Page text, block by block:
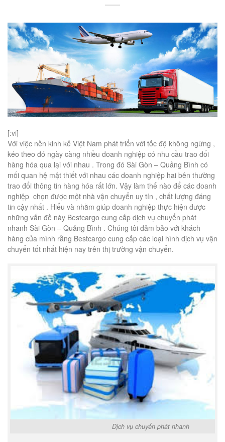
[:vi]
Với việc nền kinh kế Việt Nam phát triển với tốc độ không ngừng ,
kéo theo đó ngày càng nhiều doanh nghiệp có nhu cầu trao đổi
hàng hóa qua lại với nhau . Trong đó Sài Gòn – Quảng Bình có
mối quan hệ mật thiết với nhau các doanh nghiệp hai bên thường
trao đổi thông tin hàng hóa rất lớn. Vậy làm thế nào để các doanh
nghiệp chọn được một nhà vận chuyển uy tín , chất lượng đáng
tin cậy nhất . Hiểu và nhằm giúp doanh nghiệp thực hiện được
những vấn đề này Bestcargo cung cấp dịch vụ chuyển phát
nhanh Sài Gòn – Quảng Bình . Chúng tôi đảm bảo với khách
hàng của mình rằng Bestcargo cung cấp các loại hình dịch vụ vận
chuyển tốt nhất hiện nay trên thị trường vận chuyển.
Dịch vụ chuyển phát nhanh